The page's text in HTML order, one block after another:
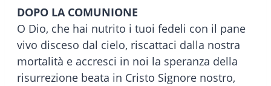
DOPO LA COMUNIONE
O Dio, che hai nutrito i tuoi fedeli con il pane
vivo disceso dal cielo, riscattaci dalla nostra
mortalità e accresci in noi la speranza della
risurrezione beata in Cristo Signore nostro,